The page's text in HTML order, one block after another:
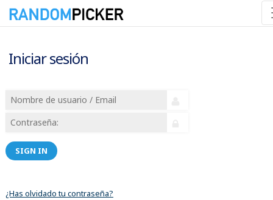
Iniciar sesión
SIGN IN
¿Has olvidado tu contraseña?